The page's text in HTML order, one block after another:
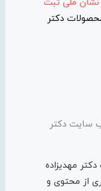
نشان ملی ثبت
دکتر
سایت دکتر
مهدیزاده
از محتوی و